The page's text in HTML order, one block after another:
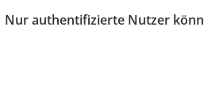
Nur authentifizierte Nutzer